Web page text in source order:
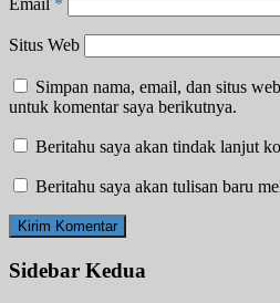
Email *
Situs Web
Simpan nama, email, dan situs
untuk komentar saya berikutnya.
Beritahu saya akan tindak lanjut
Beritahu saya akan tulisan baru
Sidebar Kedua